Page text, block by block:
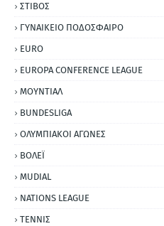
ΣΤΙΒΟΣ
ΓΥΝΑΙΚΕΙΟ ΠΟΔΟΣΦΑΙΡΟ
EURO
EUROPA CONFERENCE LEAGUE
ΜΟΥΝΤΙΑΛ
BUNDESLIGA
ΟΛΥΜΠΙΑΚΟΙ ΑΓΩΝΕΣ
ΒΟΛΕΪ
MUDIAL
NATIONS LEAGUE
ΤΕΝΝΙΣ